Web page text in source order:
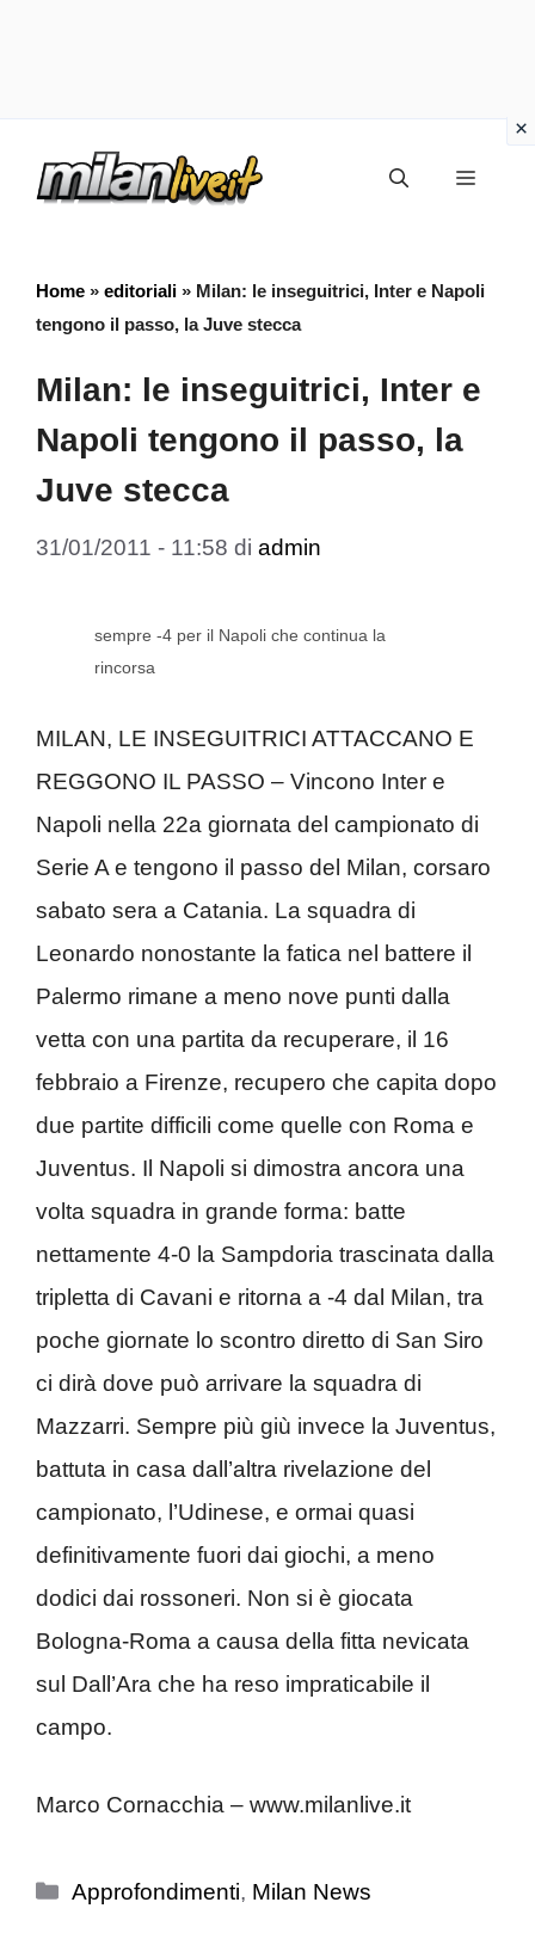
Menu
Home » editoriali » Milan: le inseguitrici, Inter e Napoli
tengono il passo, la Juve stecca
Milan: le inseguitrici, Inter e
Napoli tengono il passo, la
Juve stecca
31/01/2011 - 11:58 di admin
sempre -4 per il Napoli che continua la
rincorsa
MILAN, LE INSEGUITRICI ATTACCANO E
REGGONO IL PASSO – Vincono Inter e
Napoli nella 22a giornata del campionato di
Serie A e tengono il passo del Milan, corsaro
sabato sera a Catania. La squadra di
Leonardo nonostante la fatica nel battere il
Palermo rimane a meno nove punti dalla
vetta con una partita da recuperare, il 16
febbraio a Firenze, recupero che capita dopo
due partite difficili come quelle con Roma e
Juventus. Il Napoli si dimostra ancora una
volta squadra in grande forma: batte
nettamente 4-0 la Sampdoria trascinata dalla
tripletta di Cavani e ritorna a -4 dal Milan, tra
poche giornate lo scontro diretto di San Siro
ci dirà dove può arrivare la squadra di
Mazzarri. Sempre più giù invece la Juventus,
battuta in casa dall’altra rivelazione del
campionato, l’Udinese, e ormai quasi
definitivamente fuori dai giochi, a meno
dodici dai rossoneri. Non si è giocata
Bologna-Roma a causa della fitta nevicata
sul Dall’Ara che ha reso impraticabile il
campo.
Marco Cornacchia – www.milanlive.it
Categorie
Approfondimenti, Milan News